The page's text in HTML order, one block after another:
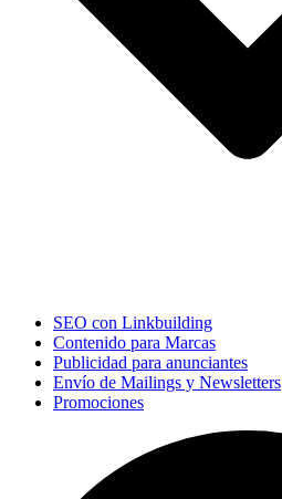
SEO con Linkbuilding
Contenido para Marcas
Publicidad para anunciantes
Envío de Mailings y Newsletters
Promociones